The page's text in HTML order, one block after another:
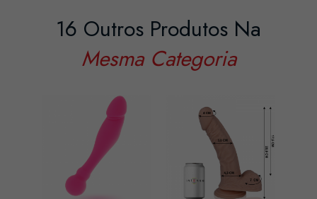
16 Outros Produtos Na
Mesma Categoria